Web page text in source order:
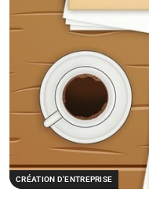
CRÉATION D'ENTREPRISE